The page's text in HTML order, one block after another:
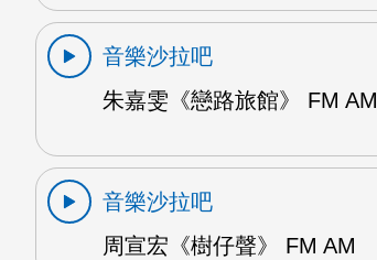
音樂沙拉吧
朱嘉雯《戀路旅館》 FM AM
音樂沙拉吧
周宣宏《樹仔聲》 FM AM